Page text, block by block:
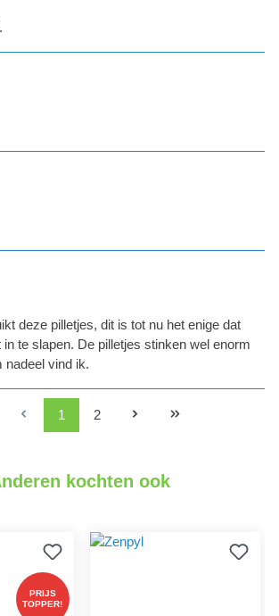
deze pilletjes, dit is tot nu het enige dat
in te slapen. De pilletjes stinken wel enorm
nadeel vind ik.
1 2
kochten ook
PRIJS
TOPPER!